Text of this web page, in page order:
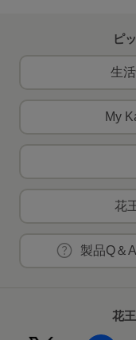
ピ
生
My
花
製品Q＆A
花